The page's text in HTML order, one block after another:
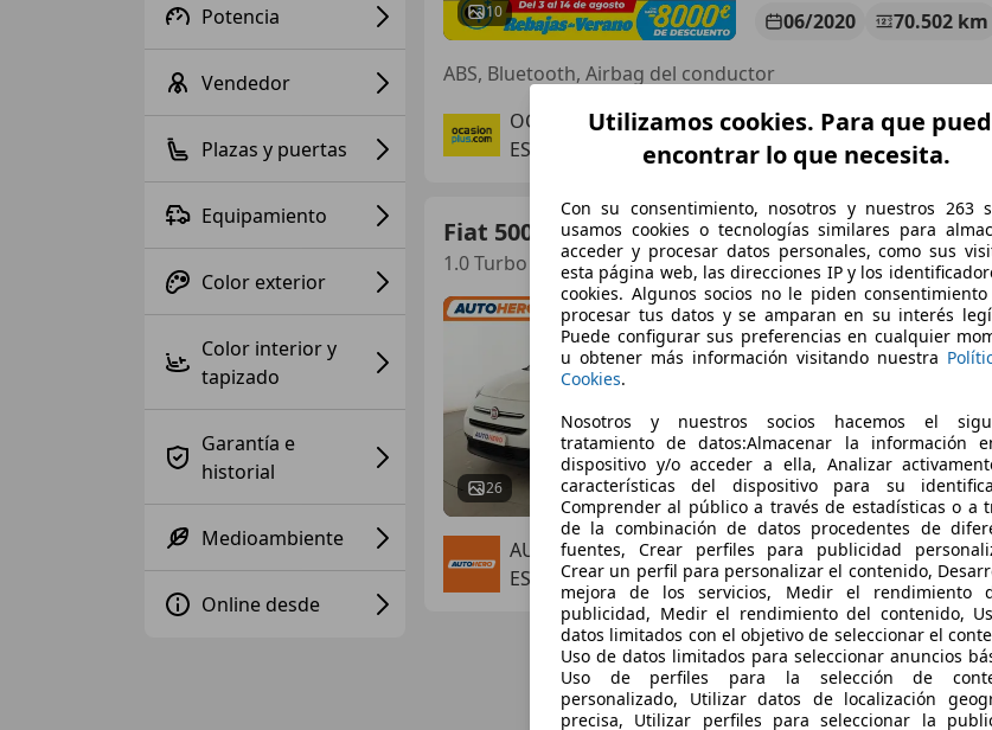
Potencia
Vendedor
Plazas y puertas
Equipamiento
Color exterior
Color interior y
tapizado
Garantía e
historial
Medioambiente
Online desde
10 06/2020 70.502 km
ABS, Bluetooth, Airbag del conductor
OCASIONPLUS MATARÓ
ES-08302 Mataró
Fiat 500X
1.0 Turbo Sport
26
€ 10.272 Buen
05/2021 120.789
AUTOHERO CENTER MADRID
ES-28050 MADRID
Utilizamos cookies. Para que
encontrar lo que necesita.
Con su consentimiento, nosotros y nuestros 263
usamos cookies o tecnologías similares para
acceder y procesar datos personales, como sus
esta página web, las direcciones IP y los
cookies. Algunos socios no le piden
procesar tus datos y se amparan en su interés
Puede configurar sus preferencias en cualquier
u obtener más información visitando nuestra
Cookies.
Nosotros y nuestros socios hacemos el
tratamiento de datos:Almacenar la información
dispositivo y/o acceder a ella, Analizar
características del dispositivo para su
Comprender al público a través de estadísticas o a
de la combinación de datos procedentes de
fuentes, Crear perfiles para publicidad
Crear un perfil para personalizar el contenido,
mejora de los servicios, Medir el rendimiento
publicidad, Medir el rendimiento del contenido,
datos limitados con el objetivo de seleccionar el
Uso de datos limitados para seleccionar anuncios
Uso de perfiles para la selección de
personalizado, Utilizar datos de localización
precisa, Utilizar perfiles para seleccionar la